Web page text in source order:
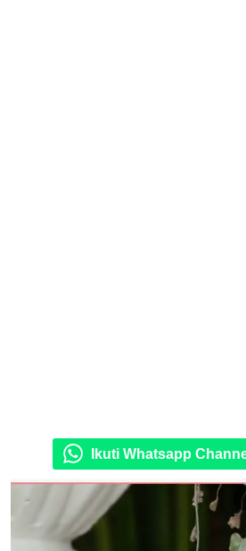
Ikuti Whatsapp